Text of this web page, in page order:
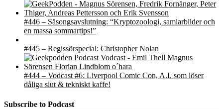
#446 – Säsongsavslutning: “Kryptozoologi, samlarbilder och
en massa sommartips!”
#445 – Regissörspecial: Christopher Nolan
#444 – Vodcast #6: Liverpool Comic Con, A.I. som löser
dåliga slut & tekniskt kaffe!
Subscribe to Podcast